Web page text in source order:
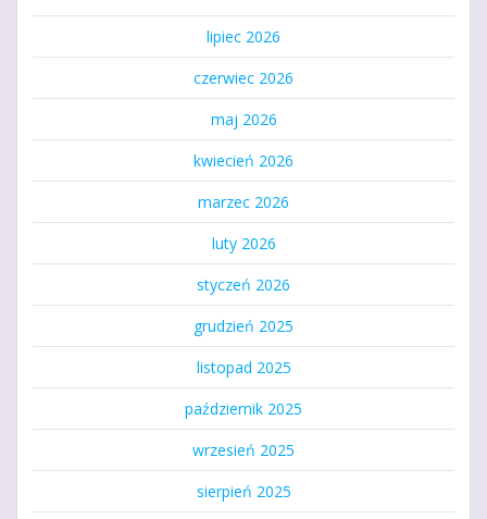
lipiec 2026
czerwiec 2026
maj 2026
kwiecień 2026
marzec 2026
luty 2026
styczeń 2026
grudzień 2025
listopad 2025
październik 2025
wrzesień 2025
sierpień 2025